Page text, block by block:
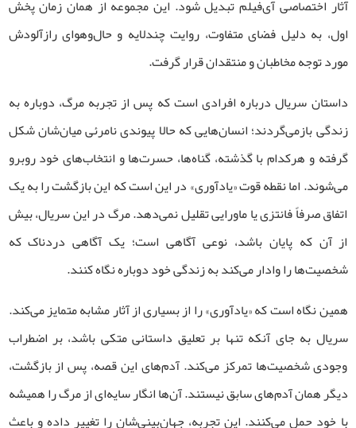
آثار اختصاصی آی‌فیلم تبدیل شود. این مجموعه از همان زمان پخش
اول، به دلیل فضای متفاوت، روایت چندلایه و حال‌وهوای رازآلودش
مورد توجه مخاطبان و منتقدان قرار گرفت.
داستان سریال درباره افرادی است که پس از تجربه مرگ، دوباره به
زندگی بازمی‌گردند؛ انسان‌هایی که حالا پیوندی نامرئی میان‌شان شکل
گرفته و هرکدام با گذشته، گناه‌ها، حسرت‌ها و انتخاب‌های خود روبرو
می‌شوند. اما نقطه قوت «یادآوری» در این است که این بازگشت را به یک
اتفاق صرفاً فانتزی یا ماورایی تقلیل نمی‌دهد. مرگ در این سریال، بیش
از آن که پایان باشد، نوعی آگاهی است؛ یک آگاهی‌ دردناک که
شخصیت‌ها را وادار می‌کند به زندگی خود دوباره نگاه کنند.
همین نگاه است که «یادآوری» را از بسیاری از آثار مشابه متمایز می‌کند.
سریال به جای آنکه تنها بر تعلیق داستانی متکی باشد، بر اضطراب
وجودی شخصیت‌ها تمرکز می‌کند. آدم‌های این قصه، پس از بازگشت،
دیگر همان آدم‌های سابق نیستند. آن‌ها انگار سایه‌ای از مرگ را همیشه
با خود حمل می‌کنند. این تجربه، جهان‌بینی‌شان را تغییر داده و باعث